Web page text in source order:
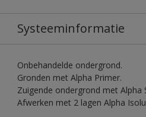
Systeeminformatie
Onbehandelde ondergrond.
Gronden met Alpha Primer.
Zuigende ondergrond met Alpha
Afwerken met 2 lagen Alpha